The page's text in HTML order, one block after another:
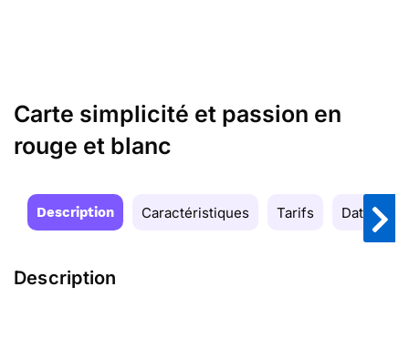
Carte simplicité et passion en
rouge et blanc
Description Caractéristiques Tarifs Date de
Description